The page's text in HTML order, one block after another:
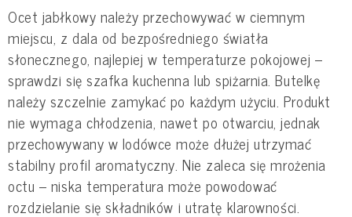
Ocet jabłkowy należy przechowywać w ciemnym
miejscu, z dala od bezpośredniego światła
słonecznego, najlepiej w temperaturze pokojowej –
sprawdzi się szafka kuchenna lub spiżarnia. Butelkę
należy szczelnie zamykać po każdym użyciu. Produkt
nie wymaga chłodzenia, nawet po otwarciu, jednak
przechowywany w lodówce może dłużej utrzymać
stabilny profil aromatyczny. Nie zaleca się mrożenia
octu – niska temperatura może powodować
rozdzielanie się składników i utratę klarowności.